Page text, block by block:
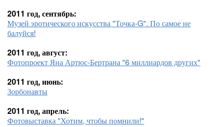
2011 год, сентябрь:
Музей эротического искусства "Точка-G". По самое не
балуйся!
2011 год, август:
Фотопроект Яна Артюс-Бертрана "6 миллиардов других"
2011 год, июнь:
Зорбонавты
2011 год, апрель:
Фотовыставка "Хотим, чтобы помнили!"